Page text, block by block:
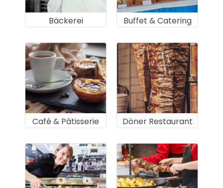
Bäckerei Buffet & Catering
Café & Pâtisserie Döner Restaurant